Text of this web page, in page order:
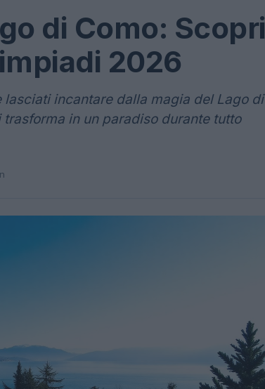
di Como: Scopri
2026
incantare dalla magia del Lago di
in un paradiso durante tutto